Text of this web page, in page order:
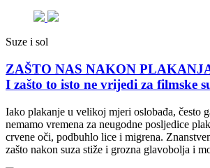
Suze i sol
ZAŠTO NAS NAKON
I zašto to isto ne vrijedi za filmske
Iako plakanje u velikoj mjeri oslobađa, često
nemamo vremena za neugodne posljedice
crvene oči, podbuhlo lice i migrena.
zašto nakon suza stiže i grozna glavobolja i